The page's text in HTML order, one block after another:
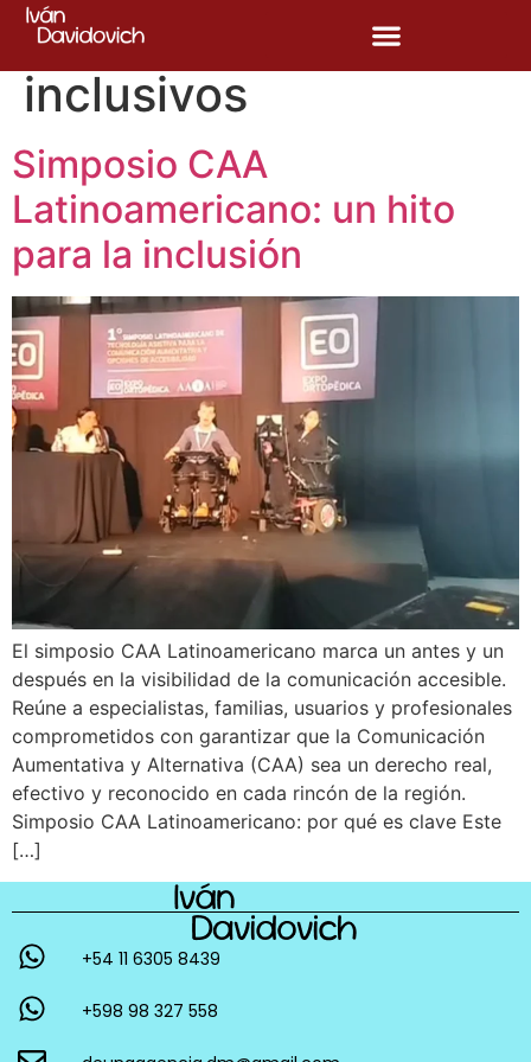
Etiqueta:
eventos
inclusivos
Simposio CAA
Latinoamericano: un hito
para la inclusión
El simposio CAA Latinoamericano marca un antes y un
después en la visibilidad de la comunicación accesible.
Reúne a especialistas, familias, usuarios y profesionales
comprometidos con garantizar que la Comunicación
Aumentativa y Alternativa (CAA) sea un derecho real,
efectivo y reconocido en cada rincón de la región.
Simposio CAA Latinoamericano: por qué es clave Este
[…]
+54 11 6305 8439
+598 98 327 558